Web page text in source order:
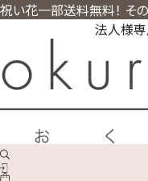
祝い花一部送料無料！ そ
法人様専